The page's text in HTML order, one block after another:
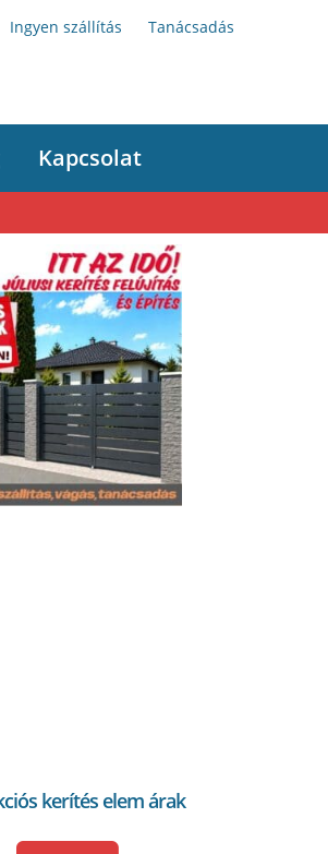
Ingyen szállítás Tanácsadás
Kapcsolat
kerítés elem árak